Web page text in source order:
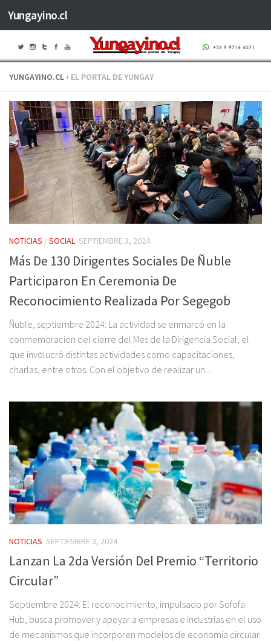
Saltar al contenido
Yungayino.cl
YUNGAYINO.CL • EL PORTAL DE YUNGAY
NOTICIAS /SOCIAL SEPTIEMBRE 3, 2024
Más De 130 Dirigentes Sociales De Ñuble
Participaron En Ceremonia De
Reconocimiento Realizada Por Segegob
Ñuble, septiembre 2024: La actividad se enmarcó en la
conmemoración del cierre del Mes de la Dirigencia Social, el
que involucró distintas actividades como capacitaciones,
charlas, entre otros. Con el objetivo de realizar un...
NOTICIAS SEPTIEMBRE 3, 2024
Lanzan La 2da Versión Del Premio “Territorio
Circular”
Septiembre 2024: El reconocimiento, impulsado por Sofofa
Hub, busca promover y apoyar a empresas e industrias en el uso
de mecanismos que incorporen modelos de economía circular.